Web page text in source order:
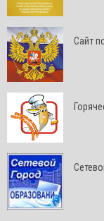
Cайт